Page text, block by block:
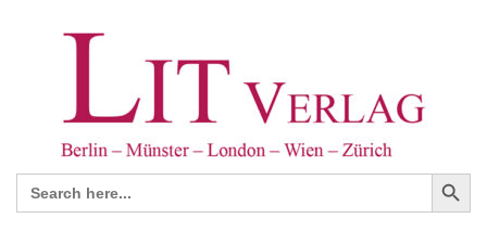
Search
for:
Search Button